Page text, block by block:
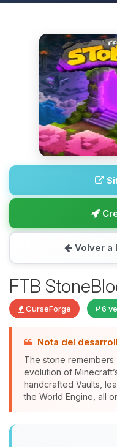
Volver a
FTB
CurseForge 6
Nota del
The stone
evolution of
handcrafted Vaults,
the World Engine, all on
Yupi, por
hablar! Soy